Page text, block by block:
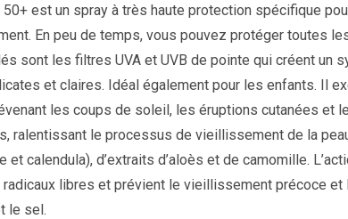
est un spray à très haute protection spécifique
En peu de temps, vous pouvez protéger toutes
sont les filtres UVA et UVB de pointe qui créent un
et claires. Idéal également pour les enfants. Il
les coups de soleil, les éruptions cutanées et
ralentissant le processus de vieillissement de la
et calendula), d’extraits d’aloès et de camomille.
libres et prévient le vieillissement précoce
le sel.